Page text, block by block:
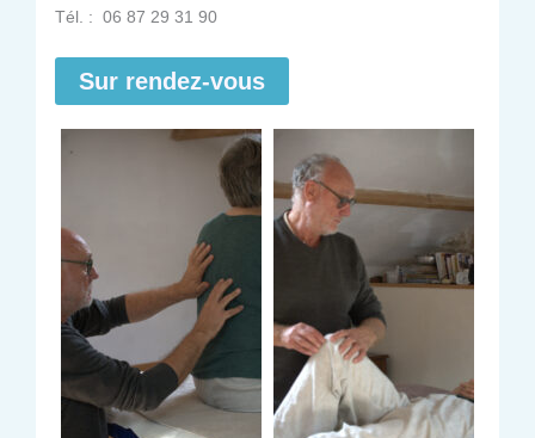
Tél. : 06 87 29 31 90
Sur rendez-vous